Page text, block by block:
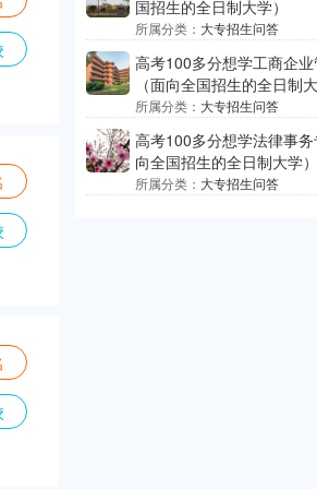
国招生的全日制大学）
所属分类： 大专招生问答
高考100多分想学工商企
（面向全国招生的全日制大
所属分类： 大专招生问答
高考100多分想学法律事
向全国招生的全日制大学）
所属分类： 大专招生问答